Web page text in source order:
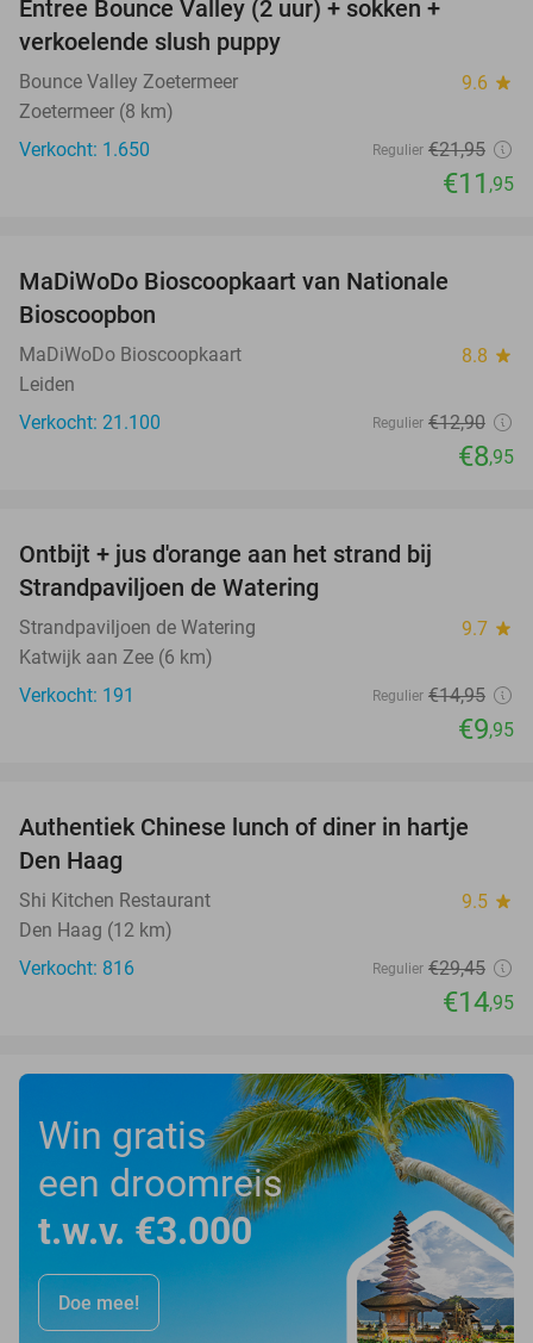
Entree Bounce Valley (2 uur) + sokken +
verkoelende slush puppy
Bounce Valley Zoetermeer 9.6 star
Zoetermeer (8 km)
Verkocht: 1.650
Regulier €21,95
€11 ,95
MaDiWoDo Bioscoopkaart van Nationale
Bioscoopbon
MaDiWoDo Bioscoopkaart 8.8 star
Leiden
Verkocht: 21.100
Regulier €12,90
€8,95
Ontbijt + jus d'orange aan het strand bij
Strandpaviljoen de Watering
Strandpaviljoen de Watering 9.7 star
Katwijk aan Zee (6 km)
Verkocht: 191
Regulier €14,95
€9,95
49%
Authentiek Chinese lunch of diner in hartje
Den Haag
Shi Kitchen Restaurant 9.5 star
Den Haag (12 km)
Verkocht: 816
Regulier €29,45
€14,95
Win gratis
een droomreis
t.w.v. €3.000
Doe mee!